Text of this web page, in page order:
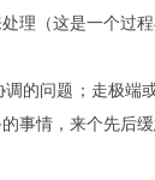
理（这是一个过程
的问题；走极端
事情，来个先后